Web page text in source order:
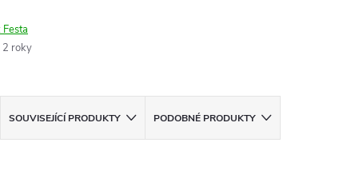
Festa
2 roky
SOUVISEJÍCÍ PRODUKTY PODOBNÉ PRODUKTY